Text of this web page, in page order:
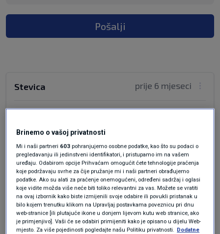
Pošalji
prije 6 mjeseci
Stevica
Saboru lane 80 posto povecanje plate za ?cega?
A umirovljenicima mrvice Oreskovicka Taritas. I
vi ste ta lovecanja uzeli a umotovljenicima sipak
a sto vi radte od ljetos lajete samo o Ustasama
sram vas bilo
Odgovor
Brinemo o vašoj privatnosti
Mi i naši partneri 603 pohranjujemo osobne podatke, kao što su podaci o
pregledavanju ili jedinstveni identifikatori, i pristupamo im na vašem
uređaju. Odabirom opcije Prihvaćam omogućit ćete tehnologije praćenja
koje podržavaju svrhe za čije pružanje mi i naši partneri obrađujemo
podatke. Ako su alati za praćenje onemogućeni, određeni sadržaj i oglasi
koje vidite možda više neće biti toliko relevantni za vas. Možete se vratiti
na ovaj izbornik kako biste izmijenili svoje odabire ili povukli pristanak u
bilo kojem trenutku klikom na Upravljaj postavkama poveznicu pri dnu
web-stranice [ili plutajuće ikone u donjem lijevom kutu web stranice, ako
je primjenjivo]. Vaši će se odabiri primijeniti kako je opisano u dijelu Web-
mjesto. Za više pojedinosti pogledajte našu Politiku privatnosti. Dodatne